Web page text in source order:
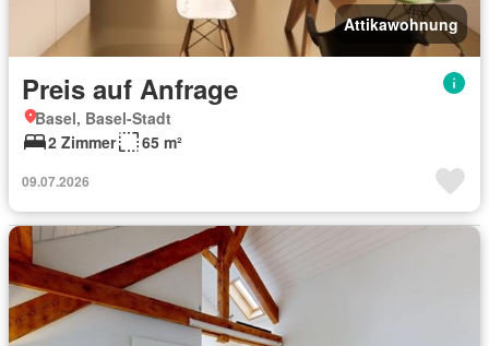
Attikawohnung
Preis auf Anfrage
Basel, Basel-Stadt
2 Zimmer
65 m²
09.07.2026